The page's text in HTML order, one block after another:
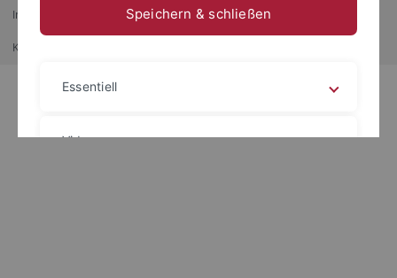
Impressum Datenschutzerklärung Barrierefreiheit
Kurz-Link
Speichern & schließen
Essentiell
Videos